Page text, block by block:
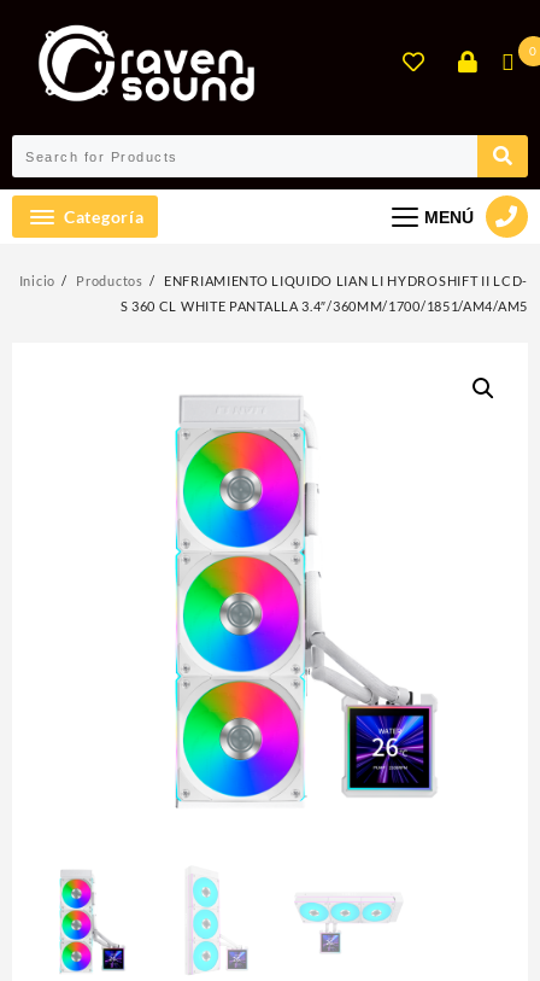
contenido
0
Categoría MENÚ
Inicio Productos
ENFRIAMIENTO LIQUIDO LIAN LI HYDROSHIFT II LCD-
S 360 CL WHITE PANTALLA 3.4″/360MM/1700/1851/AM4/AM5